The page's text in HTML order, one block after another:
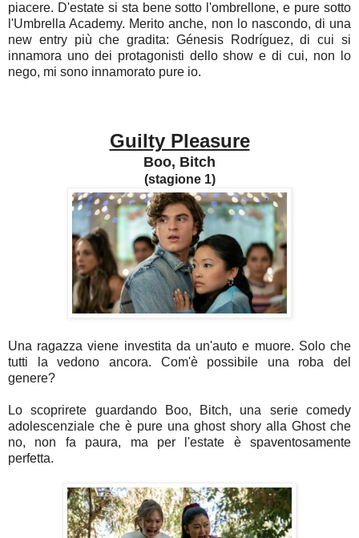
piacere. D'estate si sta bene sotto l'ombrellone, e pure sotto
l'Umbrella Academy. Merito anche, non lo nascondo, di una
new entry più che gradita: Génesis Rodríguez, di cui si
innamora uno dei protagonisti dello show e di cui, non lo
nego, mi sono innamorato pure io.
Guilty Pleasure
Boo, Bitch
(stagione 1)
Una ragazza viene investita da un'auto e muore. Solo che
tutti la vedono ancora. Com'è possibile una roba del
genere?
Lo scoprirete guardando Boo, Bitch, una serie comedy
adolescenziale che è pure una ghost shory alla Ghost che
no, non fa paura, ma per l'estate è spaventosamente
perfetta.